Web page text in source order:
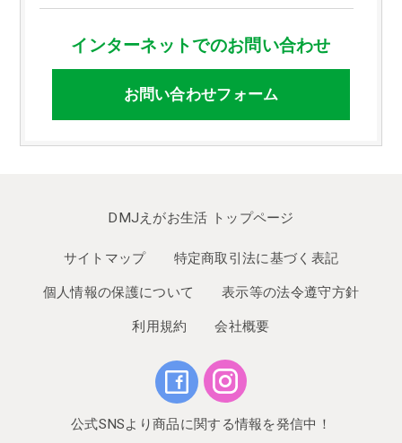
インターネットでのお問い合わせ
お問い合わせフォーム
DMJえがお生活 トップページ
サイトマップ 特定商取引法に基づく表記
個人情報の保護について 表示等の法令遵守方針
利用規約 会社概要
公式SNSより商品に関する情報を発信中！